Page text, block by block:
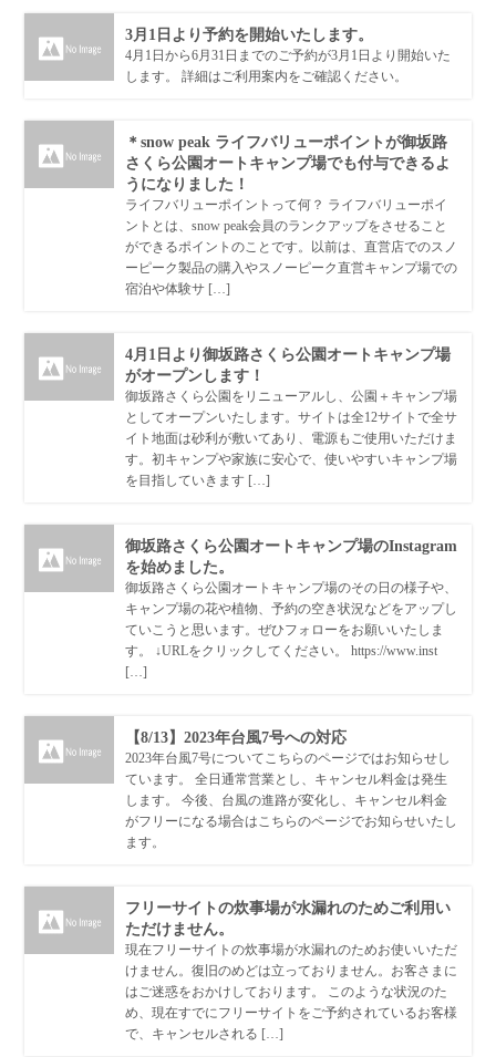
3月1日より予約を開始いたします。
4月1日から6月31日までのご予約が3月1日より開始いた
します。 詳細はご利用案内をご確認ください。
＊snow peak ライフバリューポイントが御坂路
さくら公園オートキャンプ場でも付与できるよ
うになりました！
ライフバリューポイントって何？ ライフバリューポイ
ントとは、snow peak会員のランクアップをさせること
ができるポイントのことです。以前は、直営店でのスノ
ーピーク製品の購入やスノーピーク直営キャンプ場での
宿泊や体験サ […]
4月1日より御坂路さくら公園オートキャンプ場
がオープンします！
御坂路さくら公園をリニューアルし、公園＋キャンプ場
としてオープンいたします。サイトは全12サイトで全サ
イト地面は砂利が敷いてあり、電源もご使用いただけま
す。初キャンプや家族に安心で、使いやすいキャンプ場
を目指していきます […]
御坂路さくら公園オートキャンプ場のInstagram
を始めました。
御坂路さくら公園オートキャンプ場のその日の様子や、
キャンプ場の花や植物、予約の空き状況などをアップし
ていこうと思います。ぜひフォローをお願いいたしま
す。 ↓URLをクリックしてください。 https://www.inst
[…]
【8/13】2023年台風7号への対応
2023年台風7号についてこちらのページではお知らせし
ています。 全日通常営業とし、キャンセル料金は発生
します。 今後、台風の進路が変化し、キャンセル料金
がフリーになる場合はこちらのページでお知らせいたし
ます。
フリーサイトの炊事場が水漏れのためご利用い
ただけません。
現在フリーサイトの炊事場が水漏れのためお使いいただ
けません。復旧のめどは立っておりません。お客さまに
はご迷惑をおかけしております。 このような状況のた
め、現在すでにフリーサイトをご予約されているお客様
で、キャンセルされる […]